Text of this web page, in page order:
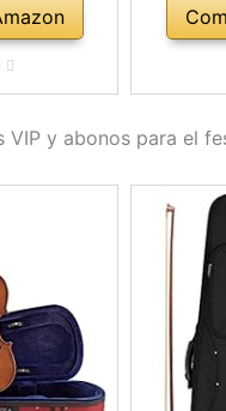
VIP y abonos para el